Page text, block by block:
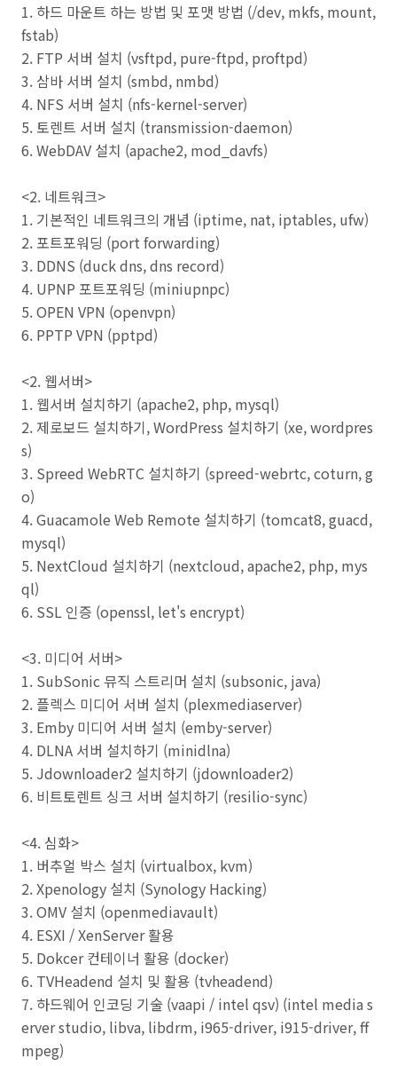
1. 하드 마운트 하는 방법 및 포맷 방법 (/dev, mkfs, mount,
fstab)
2. FTP 서버 설치 (vsftpd, pure-ftpd, proftpd)
3. 삼바 서버 설치 (smbd, nmbd)
4. NFS 서버 설치 (nfs-kernel-server)
5. 토렌트 서버 설치 (transmission-daemon)
6. WebDAV 설치 (apache2, mod_davfs)
<2. 네트워크>
1. 기본적인 네트워크의 개념 (iptime, nat, iptables, ufw)
2. 포트포워딩 (port forwarding)
3. DDNS (duck dns, dns record)
4. UPNP 포트포워딩 (miniupnpc)
5. OPEN VPN (openvpn)
6. PPTP VPN (pptpd)
<2. 웹서버>
1. 웹서버 설치하기 (apache2, php, mysql)
2. 제로보드 설치하기, WordPress 설치하기 (xe, wordpres
s)
3. Spreed WebRTC 설치하기 (spreed-webrtc, coturn, g
o)
4. Guacamole Web Remote 설치하기 (tomcat8, guacd,
mysql)
5. NextCloud 설치하기 (nextcloud, apache2, php, mys
ql)
6. SSL 인증 (openssl, let's encrypt)
<3. 미디어 서버>
1. SubSonic 뮤직 스트리머 설치 (subsonic, java)
2. 플렉스 미디어 서버 설치 (plexmediaserver)
3. Emby 미디어 서버 설치 (emby-server)
4. DLNA 서버 설치하기 (minidlna)
5. Jdownloader2 설치하기 (jdownloader2)
6. 비트토렌트 싱크 서버 설치하기 (resilio-sync)
<4. 심화>
1. 버추얼 박스 설치 (virtualbox, kvm)
2. Xpenology 설치 (Synology Hacking)
3. OMV 설치 (openmediavault)
4. ESXI / XenServer 활용
5. Dokcer 컨테이너 활용 (docker)
6. TVHeadend 설치 및 활용 (tvheadend)
7. 하드웨어 인코딩 기술 (vaapi / intel qsv) (intel media s
erver studio, libva, libdrm, i965-driver, i915-driver, ff
mpeg)